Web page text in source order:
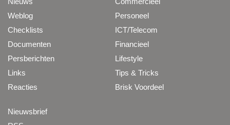
Weblog
Checklists
Documenten
Persberichten
Links
Reacties
Personeel
ICT/Telecom
Financieel
Lifestyle
Tips & Tricks
Brisk Voordeel
Nieuwsbrief